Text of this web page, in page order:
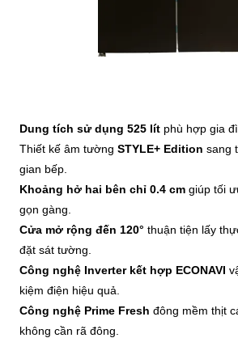
Dung tích sử dụng 525 lít phù hợp gia
Thiết kế âm tường STYLE+ Edition sang
gian bếp.
Khoảng hở hai bên chỉ 0.4 cm giúp tối
gọn gàng.
Cửa mở rộng đến 120° thuận tiện lấy
đặt sát tường.
Công nghệ Inverter kết hợp ECONAVI
kiệm điện hiệu quả.
Công nghệ Prime Fresh đông mềm thịt
không cần rã đông.